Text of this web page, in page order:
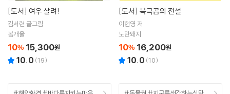
[도서] 여우 살려!
김서련 글그림
봄개울
10% 15,300원
10.0 (19)
[도서] 북극곰의 전설
이현영 저
노란돼지
10% 16,200원
10.0 (10)